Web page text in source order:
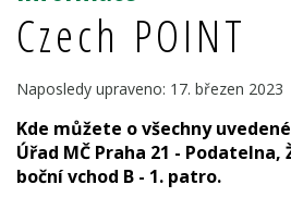
Czech POINT
Naposledy upraveno: 17. březen 2023
Kde můžete o všechny
Úřad MČ Praha 21 -
boční vchod B - 1. patro.